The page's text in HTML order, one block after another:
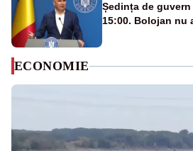
Ședința de
15:00. Bolojan nu
ECONOMIE